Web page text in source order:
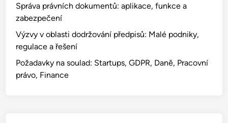
Správa právních dokumentů: aplikace, funkce a
zabezpečení
Výzvy v oblasti dodržování předpisů: Malé podniky,
regulace a řešení
Požadavky na soulad: Startups, GDPR, Daně, Pracovní
právo, Finance